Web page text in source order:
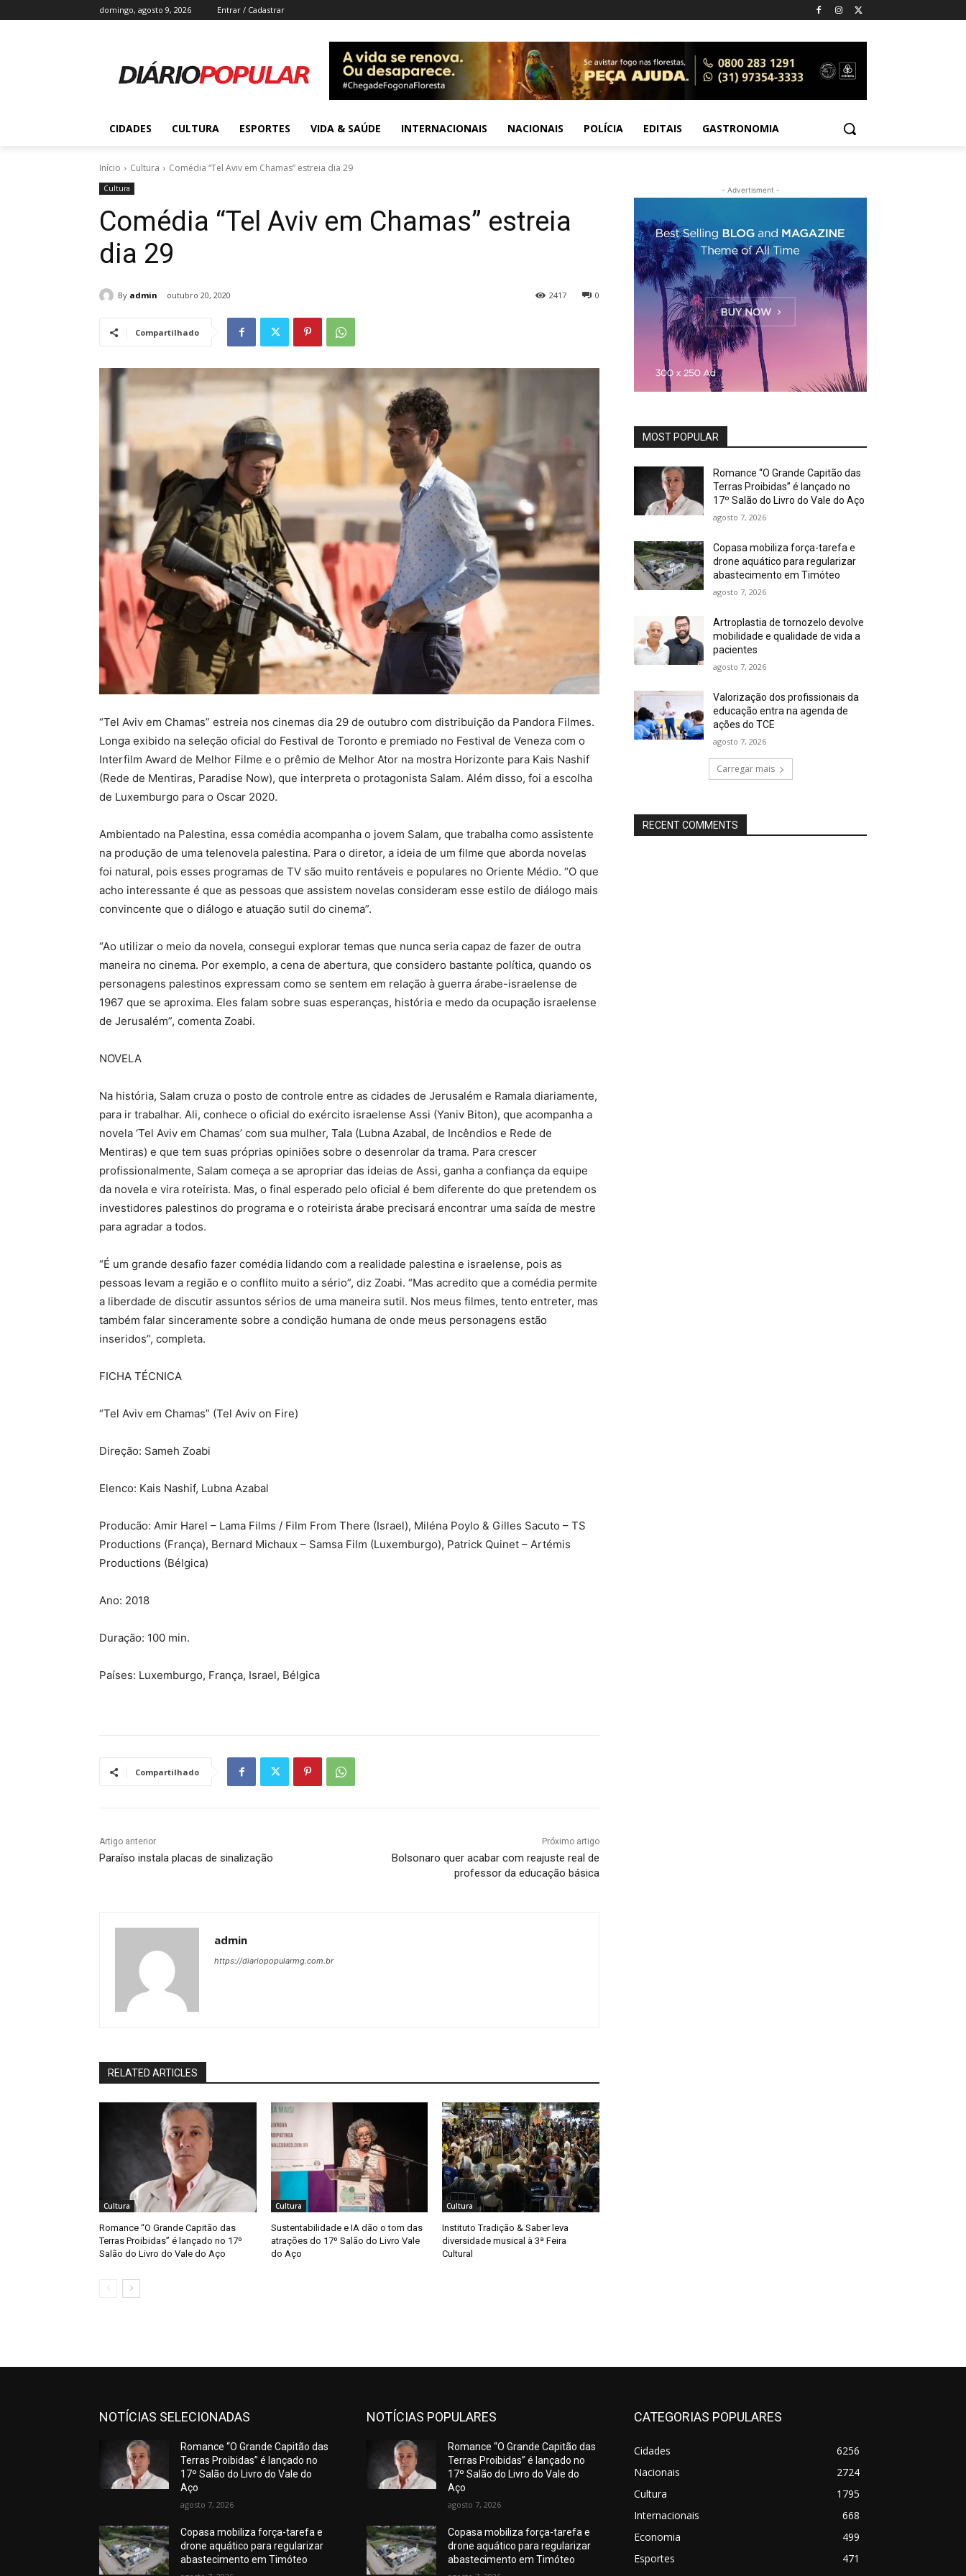
domingo, agosto 9, 2026 Entrar / Cadastrar
CIDADES CULTURA ESPORTES VIDA & SAÚDE INTERNACIONAIS NACIONAIS POLÍCIA EDITAIS GASTRONOMIA
Início Cultura Comédia “Tel Aviv em Chamas” estreia dia 29
Cultura
Comédia “Tel Aviv em Chamas” estreia
dia 29
By admin outubro 20, 2020 0
2417
Compartilhado
“Tel Aviv em Chamas” estreia nos cinemas dia 29 de outubro com distribuição da Pandora Filmes.
Longa exibido na seleção oficial do Festival de Toronto e premiado no Festival de Veneza com o
Interfilm Award de Melhor Filme e o prêmio de Melhor Ator na mostra Horizonte para Kais Nashif
(Rede de Mentiras, Paradise Now), que interpreta o protagonista Salam. Além disso, foi a escolha
de Luxemburgo para o Oscar 2020.
Ambientado na Palestina, essa comédia acompanha o jovem Salam, que trabalha como assistente
na produção de uma telenovela palestina. Para o diretor, a ideia de um filme que aborda novelas
foi natural, pois esses programas de TV são muito rentáveis e populares no Oriente Médio. “O que
acho interessante é que as pessoas que assistem novelas consideram esse estilo de diálogo mais
convincente que o diálogo e atuação sutil do cinema”.
“Ao utilizar o meio da novela, consegui explorar temas que nunca seria capaz de fazer de outra
maneira no cinema. Por exemplo, a cena de abertura, que considero bastante política, quando os
personagens palestinos expressam como se sentem em relação à guerra árabe-israelense de
1967 que se aproxima. Eles falam sobre suas esperanças, história e medo da ocupação israelense
de Jerusalém”, comenta Zoabi.
NOVELA
Na história, Salam cruza o posto de controle entre as cidades de Jerusalém e Ramala diariamente,
para ir trabalhar. Ali, conhece o oficial do exército israelense Assi (Yaniv Biton), que acompanha a
novela ‘Tel Aviv em Chamas’ com sua mulher, Tala (Lubna Azabal, de Incêndios e Rede de
Mentiras) e que tem suas próprias opiniões sobre o desenrolar da trama. Para crescer
profissionalmente, Salam começa a se apropriar das ideias de Assi, ganha a confiança da equipe
da novela e vira roteirista. Mas, o final esperado pelo oficial é bem diferente do que pretendem os
investidores palestinos do programa e o roteirista árabe precisará encontrar uma saída de mestre
para agradar a todos.
“É um grande desafio fazer comédia lidando com a realidade palestina e israelense, pois as
pessoas levam a região e o conflito muito a sério”, diz Zoabi. “Mas acredito que a comédia permite
a liberdade de discutir assuntos sérios de uma maneira sutil. Nos meus filmes, tento entreter, mas
também falar sinceramente sobre a condição humana de onde meus personagens estão
inseridos”, completa.
FICHA TÉCNICA
“Tel Aviv em Chamas” (Tel Aviv on Fire)
Direção: Sameh Zoabi
Elenco: Kais Nashif, Lubna Azabal
Producão: Amir Harel – Lama Films / Film From There (Israel), Miléna Poylo & Gilles Sacuto – TS
Productions (França), Bernard Michaux – Samsa Film (Luxemburgo), Patrick Quinet – Artémis
Productions (Bélgica)
Ano: 2018
Duração: 100 min.
Países: Luxemburgo, França, Israel, Bélgica
Compartilhado
Artigo anterior
Paraíso instala placas de sinalização
Próximo artigo
Bolsonaro quer acabar com reajuste real de
professor da educação básica
admin
https://diariopopularmg.com.br
RELATED ARTICLES
Cultura
Romance “O Grande Capitão das
Terras Proibidas” é lançado no 17º
Salão do Livro do Vale do Aço
Cultura
Sustentabilidade e IA dão o tom das
atrações do 17º Salão do Livro Vale
do Aço
Cultura
Instituto Tradição & Saber leva
diversidade musical à 3ª Feira
Cultural
- Advertisment -
MOST POPULAR
Romance “O Grande Capitão das
Terras Proibidas” é lançado no
17º Salão do Livro do Vale do Aço
agosto 7, 2026
Copasa mobiliza força-tarefa e
drone aquático para regularizar
abastecimento em Timóteo
agosto 7, 2026
Artroplastia de tornozelo devolve
mobilidade e qualidade de vida a
pacientes
agosto 7, 2026
Valorização dos profissionais da
educação entra na agenda de
ações do TCE
agosto 7, 2026
Carregar mais
RECENT COMMENTS
NOTÍCIAS SELECIONADAS
Romance “O Grande Capitão das
Terras Proibidas” é lançado no
17º Salão do Livro do Vale do
Aço
agosto 7, 2026
Copasa mobiliza força-tarefa e
drone aquático para regularizar
abastecimento em Timóteo
NOTÍCIAS POPULARES
Romance “O Grande Capitão das
Terras Proibidas” é lançado no
17º Salão do Livro do Vale do
Aço
agosto 7, 2026
Copasa mobiliza força-tarefa e
drone aquático para regularizar
abastecimento em Timóteo
CATEGORIAS POPULARES
Cidades
6256
Nacionais
2724
Cultura
1795
Internacionais
668
Economia
499
Esportes
471